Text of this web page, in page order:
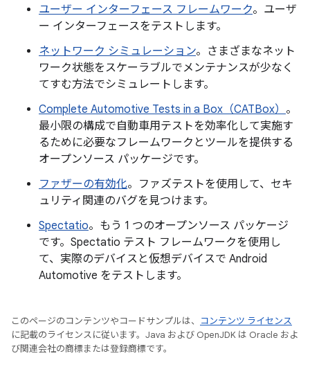
ユーザー インターフェース フレームワーク。ユーザ
ー インターフェースをテストします。
ネットワーク シミュレーション。さまざまなネット
ワーク状態をスケーラブルでメンテナンスが少なく
てすむ方法でシミュレートします。
Complete Automotive Tests in a Box（CATBox） 。
最小限の構成で自動車用テストを効率化して実施す
るために必要なフレームワークとツールを提供する
オープンソース パッケージです。
ファザーの有効化。ファズテストを使用して、セキ
ュリティ関連のバグを見つけます。
Spectatio。もう 1 つのオープンソース パッケージ
です。Spectatio テスト フレームワークを使用し
て、実際のデバイスと仮想デバイスで Android
Automotive をテストします。
このページのコンテンツやコードサンプルは、
コンテンツ ライセンス
に記載のライセンスに従います。Java および OpenJDK は Oracle およ
び関連会社の商標または登録商標です。